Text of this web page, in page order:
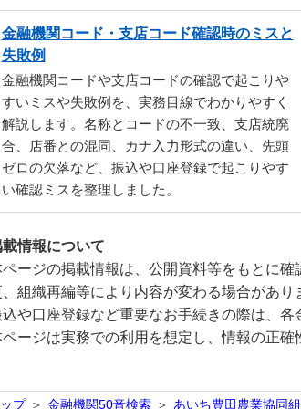
金融機関コード・支店コード確認時のミスと
失敗例
金融機関コードや支店コードの確認で起こりや
すいミスや失敗例を、実務目線でわかりやすく
解説します。名称とコードの不一致、支店統廃
合、店番との混同、カナ入力形式の違い、先頭
ゼロの欠落など、振込や口座登録で起こりやす
い確認ミスを整理しました。
載情報について
ページの掲載情報は、公開資料等をもとに
組織再編等により内容が変わる場合があり
や口座登録など重要なお手続きの際は、各
ージは実務での利用を想定し、情報の正確
ップ 金融機関50音検索 あいち豊田農業協同